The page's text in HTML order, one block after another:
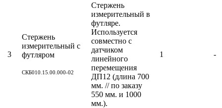
3
Стержень
измерительный с
футляром
СКБ010.15.00.000-02
Стержень
измерительный в
футляре.
Используется
совместно с
датчиком
линейного
перемещения
ДП12 (длина 700
мм. // по заказу
550 мм. и 1000
мм.).
1 -